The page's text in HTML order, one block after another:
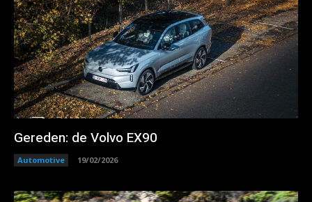
Gereden: de Volvo EX90
Automotive 19/02/2026